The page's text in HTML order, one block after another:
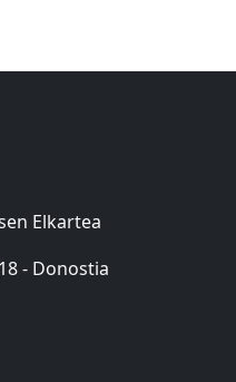
Elkartea
- Donostia